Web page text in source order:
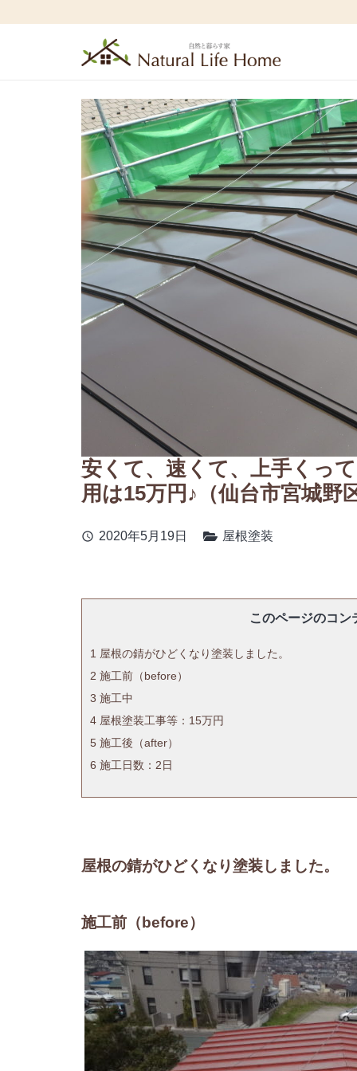
安くて、速くて、上手くっ
用は15万円♪（仙台市宮城野
schedule 2020年5月19日 屋根塗装
このページのコン
1 屋根の錆がひどくなり塗装しました。
2 施工前（before）
3 施工中
4 屋根塗装工事等：15万円
5 施工後（after）
6 施工日数：2日
屋根の錆がひどくなり塗装しました。
施工前（before）